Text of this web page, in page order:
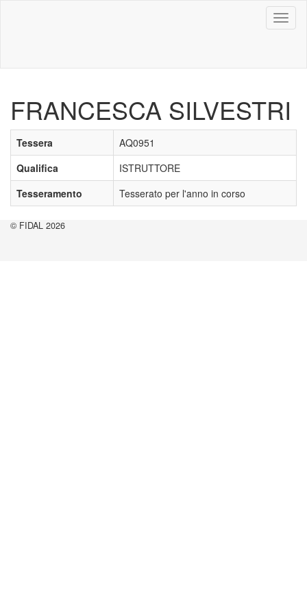
FRANCESCA SILVESTRI
Tessera
AQ0951
Qualifica
ISTRUTTORE
Tesseramento
Tesserato per l'anno in corso
© FIDAL 2026